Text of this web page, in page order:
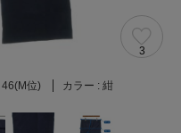
3
46(M位) カラー : 紺